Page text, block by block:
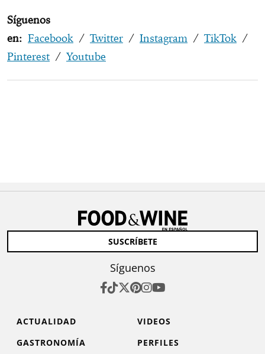
Síguenos
en: Facebook / Twitter / Instagram / TikTok /
Pinterest / Youtube
SUSCRÍBETE
Síguenos
ACTUALIDAD
VIDEOS
GASTRONOMÍA
PERFILES